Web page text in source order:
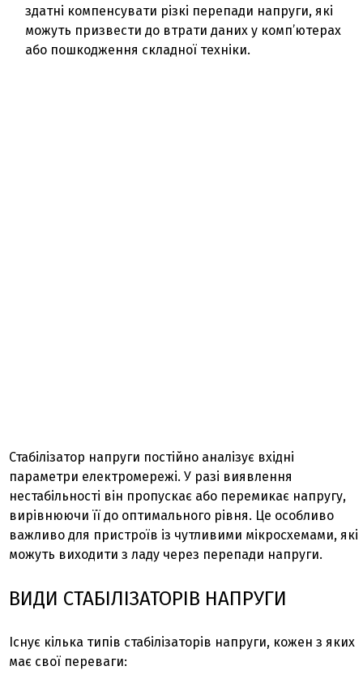
здатні компенсувати різкі перепади напруги, які
можуть призвести до втрати даних у комп’ютерах
або пошкодження складної техніки.
Стабілізатор напруги постійно аналізує вхідні
параметри електромережі. У разі виявлення
нестабільності він пропускає або перемикає напругу,
вирівнюючи її до оптимального рівня. Це особливо
важливо для пристроїв із чутливими мікросхемами, які
можуть виходити з ладу через перепади напруги.
ВИДИ СТАБІЛІЗАТОРІВ НАПРУГИ
Існує кілька типів стабілізаторів напруги, кожен з яких
має свої переваги: